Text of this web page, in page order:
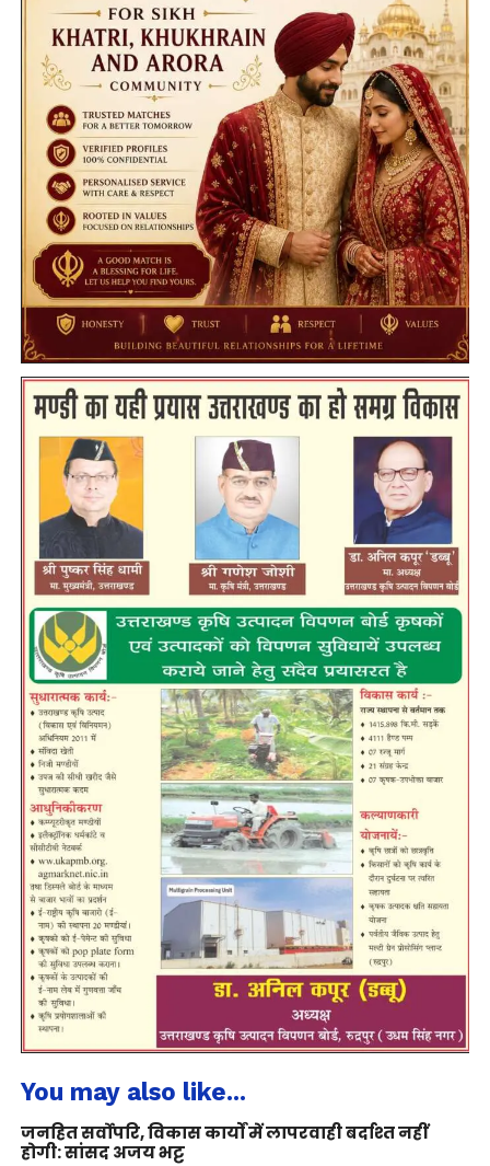
You may also like...
जनहित सर्वोपरि, विकास कार्यों में लापरवाही बर्दाश्त नहीं
होगी: सांसद अजय भट्ट